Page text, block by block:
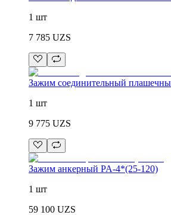
1 шт
7 785 UZS
Зажим соединительный
1 шт
9 775 UZS
Зажим анкерный PA-4*(25-120)
1 шт
59 100 UZS